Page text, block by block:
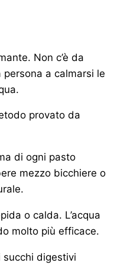
Non c’è da
a calmarsi le
provato da
di ogni pasto
mezzo bicchiere o
o calda. L’acqua
molto più efficace.
succhi digestivi